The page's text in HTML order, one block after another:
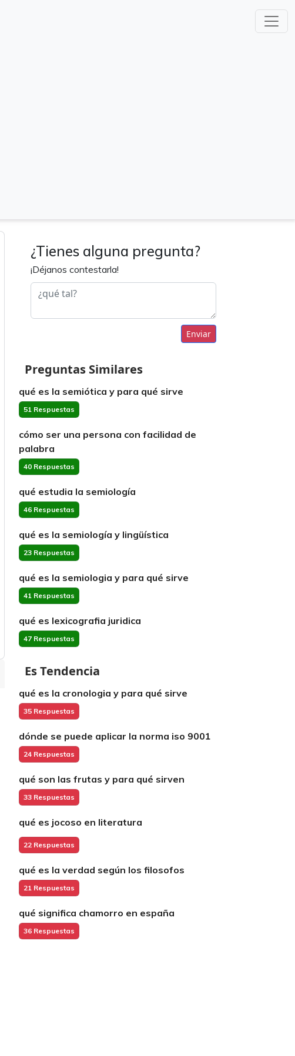
¿Tienes alguna pregunta?
¡Déjanos contestarla!
Enviar
Preguntas Similares
qué es la semiótica y para qué sirve
51 Respuestas
cómo ser una persona con facilidad de
palabra
40 Respuestas
qué estudia la semiología
46 Respuestas
qué es la semiología y lingüística
23 Respuestas
qué es la semiologia y para qué sirve
41 Respuestas
qué es lexicografia juridica
47 Respuestas
Es Tendencia
qué es la cronologia y para qué sirve
35 Respuestas
dónde se puede aplicar la norma iso 9001
24 Respuestas
qué son las frutas y para qué sirven
33 Respuestas
qué es jocoso en literatura
22 Respuestas
qué es la verdad según los filosofos
21 Respuestas
qué significa chamorro en españa
36 Respuestas